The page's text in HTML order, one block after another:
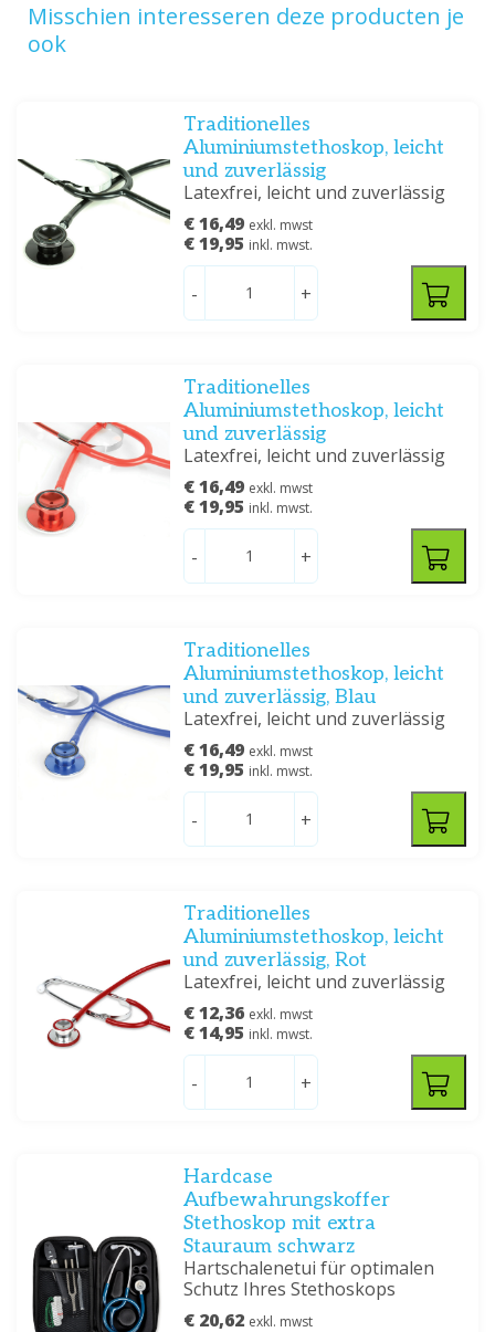
Misschien interesseren deze producten je
ook
Traditionelles
Aluminiumstethoskop, leicht
und zuverlässig
Latexfrei, leicht und zuverlässig
€ 16,49 exkl. mwst
€ 19,95 inkl. mwst.
- +
Traditionelles
Aluminiumstethoskop, leicht
und zuverlässig
Latexfrei, leicht und zuverlässig
€ 16,49 exkl. mwst
€ 19,95 inkl. mwst.
- +
Traditionelles
Aluminiumstethoskop, leicht
und zuverlässig, Blau
Latexfrei, leicht und zuverlässig
€ 16,49 exkl. mwst
€ 19,95 inkl. mwst.
- +
Traditionelles
Aluminiumstethoskop, leicht
und zuverlässig, Rot
Latexfrei, leicht und zuverlässig
€ 12,36 exkl. mwst
€ 14,95 inkl. mwst.
- +
Hardcase
Aufbewahrungskoffer
Stethoskop mit extra
Stauraum schwarz
Hartschalenetui für optimalen
Schutz Ihres Stethoskops
€ 20,62 exkl. mwst